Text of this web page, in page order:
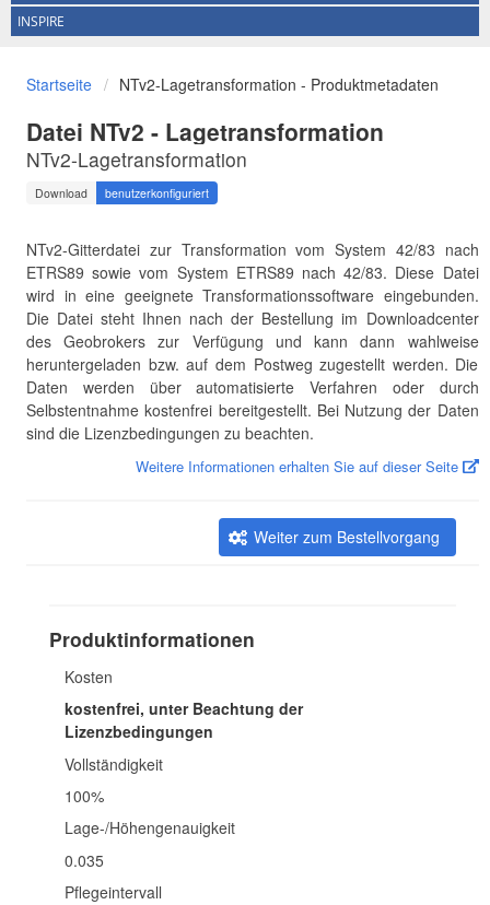
INSPIRE
Startseite NTv2-Lagetransformation - Produktmetadaten
Datei NTv2 - Lagetransformation
NTv2-Lagetransformation
Download benutzerkonfiguriert
NTv2-Gitterdatei zur Transformation vom System 42/83 nach
ETRS89 sowie vom System ETRS89 nach 42/83. Diese Datei
wird in eine geeignete Transformationssoftware eingebunden.
Die Datei steht Ihnen nach der Bestellung im Downloadcenter
des Geobrokers zur Verfügung und kann dann wahlweise
heruntergeladen bzw. auf dem Postweg zugestellt werden. Die
Daten werden über automatisierte Verfahren oder durch
Selbstentnahme kostenfrei bereitgestellt. Bei Nutzung der Daten
sind die Lizenzbedingungen zu beachten.
Weitere Informationen erhalten Sie auf dieser Seite
Weiter zum Bestellvorgang
Produktinformationen
Kosten
kostenfrei, unter Beachtung der
Lizenzbedingungen
Vollständigkeit
100%
Lage-/Höhengenauigkeit
0.035
Pflegeintervall